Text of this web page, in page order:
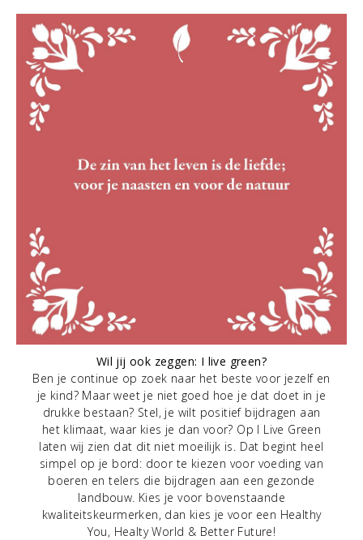
Wil jij ook zeggen: I live green?
Ben je continue op zoek naar het beste voor jezelf en
je kind? Maar weet je niet goed hoe je dat doet in je
drukke bestaan? Stel, je wilt positief bijdragen aan
het klimaat, waar kies je dan voor? Op I Live Green
laten wij zien dat dit niet moeilijk is. Dat begint heel
simpel op je bord: door te kiezen voor voeding van
boeren en telers die bijdragen aan een gezonde
landbouw. Kies je voor bovenstaande
kwaliteitskeurmerken, dan kies je voor een Healthy
You, Healty World & Better Future!